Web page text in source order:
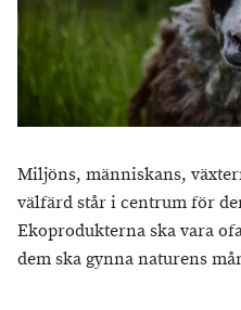
Miljöns, människans,
välfärd står i centrum för
Ekoprodukterna ska vara
dem ska gynna naturens